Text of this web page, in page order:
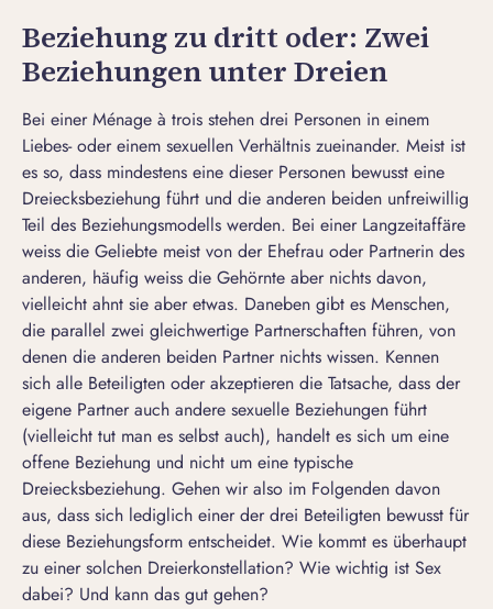
Beziehung zu dritt oder: Zwei
Beziehungen unter Dreien
Bei einer Ménage à trois stehen drei Personen in einem
Liebes- oder einem sexuellen Verhältnis zueinander. Meist ist
es so, dass mindestens eine dieser Personen bewusst eine
Dreiecksbeziehung führt und die anderen beiden unfreiwillig
Teil des Beziehungsmodells werden. Bei einer Langzeitaffäre
weiss die Geliebte meist von der Ehefrau oder Partnerin des
anderen, häufig weiss die Gehörnte aber nichts davon,
vielleicht ahnt sie aber etwas. Daneben gibt es Menschen,
die parallel zwei gleichwertige Partnerschaften führen, von
denen die anderen beiden Partner nichts wissen. Kennen
sich alle Beteiligten oder akzeptieren die Tatsache, dass der
eigene Partner auch andere sexuelle Beziehungen führt
(vielleicht tut man es selbst auch), handelt es sich um eine
offene Beziehung und nicht um eine typische
Dreiecksbeziehung. Gehen wir also im Folgenden davon
aus, dass sich lediglich einer der drei Beteiligten bewusst für
diese Beziehungsform entscheidet. Wie kommt es überhaupt
zu einer solchen Dreierkonstellation? Wie wichtig ist Sex
dabei? Und kann das gut gehen?